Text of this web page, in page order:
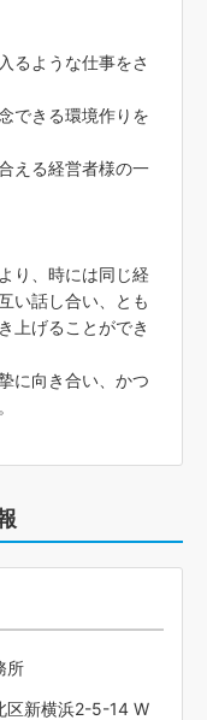
るような仕事をさ
できる環境作りを
える経営者様の一
り、時には同じ経
い話し合い、とも
上げることができ
に向き合い、かつ
所
区新横浜2-5-14 W